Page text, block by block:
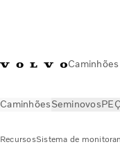
Caminhões
CaminhõesSeminovos
RecursosSistema de